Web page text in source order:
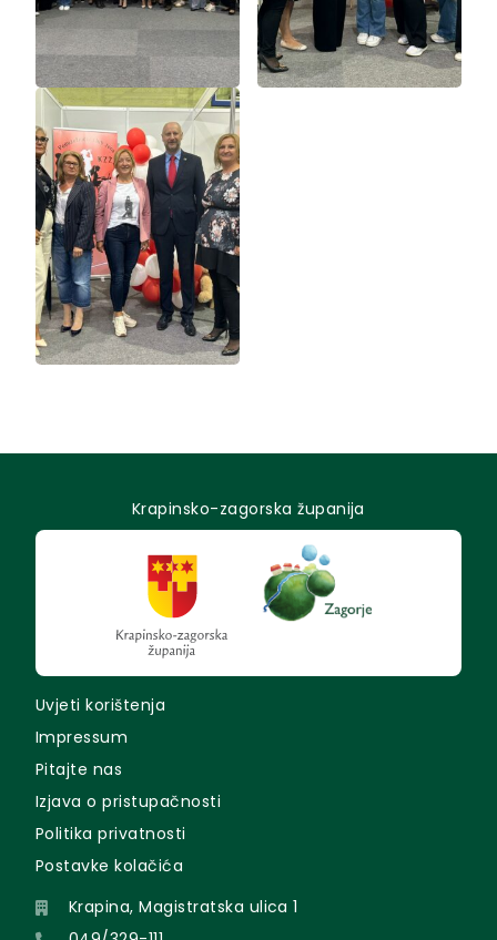
Krapinsko-zagorska županija
Uvjeti korištenja
Impressum
Pitajte nas
Izjava o pristupačnosti
Politika privatnosti
Postavke kolačića
Krapina, Magistratska ulica 1